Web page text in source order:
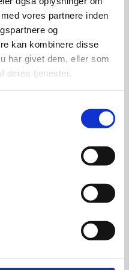
vores partnere inden
og
kan kombinere disse
har givet dem, eller som
deres tjenester.
30×30